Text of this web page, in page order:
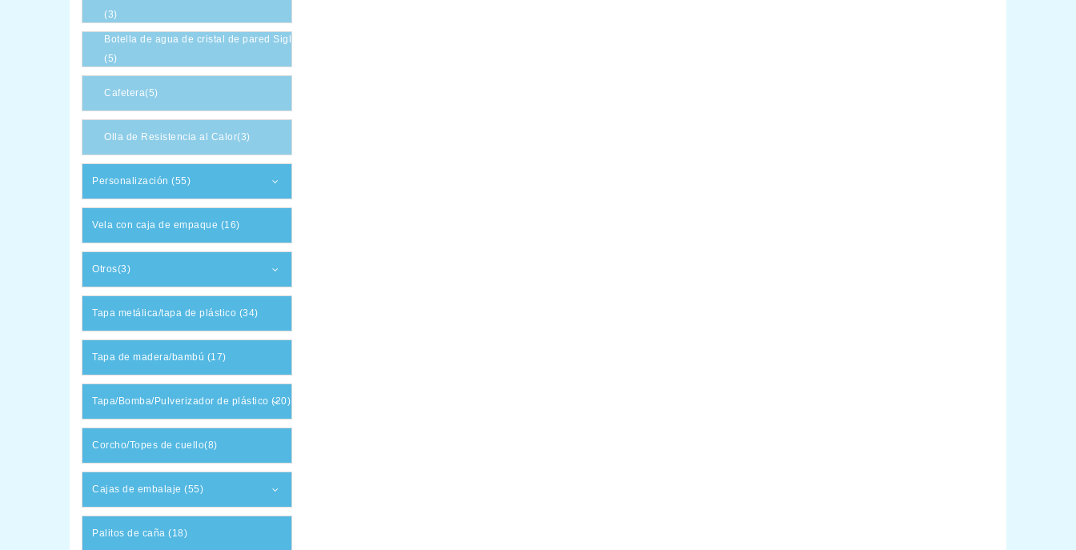
(3)
Botella de agua de cristal de pared Sigle
(5)
Cafetera(5)
Olla de Resistencia al Calor(3)
Personalización (55)
Vela con caja de empaque (16)
Otros(3)
Tapa metálica/tapa de plástico (34)
Tapa de madera/bambú (17)
Tapa/Bomba/Pulverizador de plástico (20)
Corcho/Topes de cuello(8)
Cajas de embalaje (55)
Palitos de caña (18)